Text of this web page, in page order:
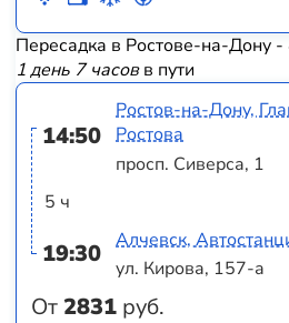
Пересадка в Ростове-на-Дону -
1 день 7 часовв пути
14:50
5 ч
19:30
От2831 руб.
Ростов-на-Дону,
Ростова
просп. Сиверса, 1
Алчевск,
ул. Кирова, 157-а